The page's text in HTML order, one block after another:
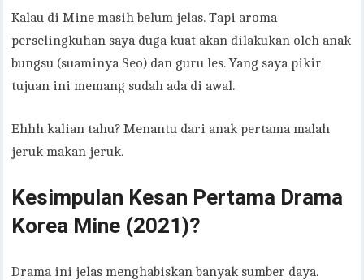
Kalau di Mine masih belum jelas. Tapi aroma
perselingkuhan saya duga kuat akan dilakukan oleh anak
bungsu (suaminya Seo) dan guru les. Yang saya pikir
tujuan ini memang sudah ada di awal.
Ehhh kalian tahu? Menantu dari anak pertama malah
jeruk makan jeruk.
Kesimpulan Kesan Pertama Drama
Korea Mine (2021)?
Drama ini jelas menghabiskan banyak sumber daya.